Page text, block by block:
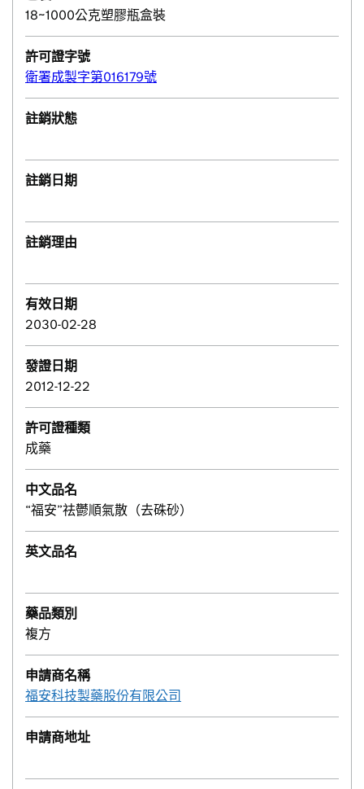
18~1000公克塑膠瓶盒裝
許可證字號
衛署成製字第016179號
註銷狀態
註銷日期
註銷理由
有效日期
2030-02-28
發證日期
2012-12-22
許可證種類
成藥
中文品名
“福安”祛鬱順氣散（去硃砂）
英文品名
藥品類別
複方
申請商名稱
福安科技製藥股份有限公司
申請商地址